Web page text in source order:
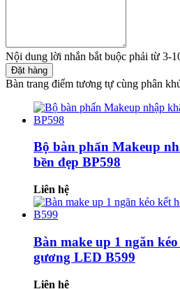
Nội dung lời nhắn bắt buộc phải từ 3-
Đặt hàng
Bàn trang điểm tương tự cùng phân
Bộ bàn phấn Makeup
bền đẹp BP598
Liên hệ
Bàn make up 1 ngăn
gương LED B599
Liên hệ